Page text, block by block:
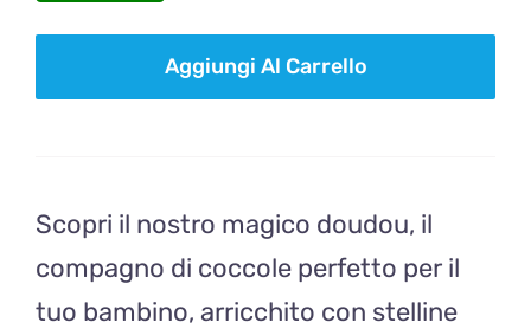
ARANCIO-
Aggiungi Al Carrello
Scopri il nostro magico doudou, il
compagno di coccole perfetto per il
tuo bambino, arricchito con stelline